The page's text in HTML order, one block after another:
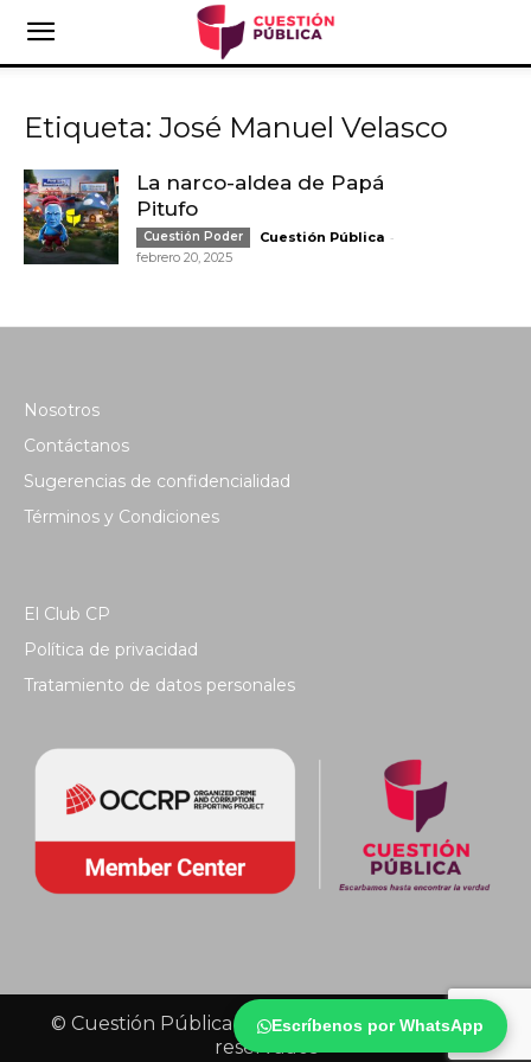
Escríbenos por WhatsApp
Etiqueta: José Manuel Velasco
La narco-aldea de Papá
Pitufo
Cuestión Poder Cuestión Pública -
febrero 20, 2025
Nosotros
Contáctanos
Sugerencias de confidencialidad
Términos y Condiciones
El Club CP
Política de privacidad
Tratamiento de datos personales
© Cuestión Pública 2018 - Todos los derechos
reservados